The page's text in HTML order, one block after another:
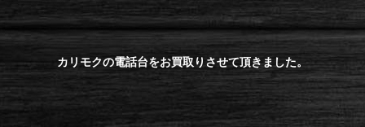
カリモクの電話台をお買取りさせて頂きました。